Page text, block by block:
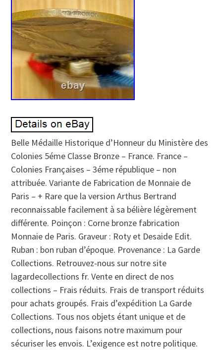
Belle Médaille Historique d’Honneur du Ministère des
Colonies 5éme Classe Bronze – France. France –
Colonies Françaises – 3éme république – non
attribuée. Variante de Fabrication de Monnaie de
Paris – + Rare que la version Arthus Bertrand
reconnaissable facilement à sa bélière légèrement
différente. Poinçon : Corne bronze fabrication
Monnaie de Paris. Graveur : Roty et Desaide Edit.
Ruban : bon ruban d’époque. Provenance : La Garde
Collections. Retrouvez-nous sur notre site
lagardecollections fr. Vente en direct de nos
collections – Frais réduits. Frais de transport réduits
pour achats groupés. Frais d’expédition La Garde
Collections. Tous nos objets étant unique et de
collections, nous faisons notre maximum pour
sécuriser les envois. L’exigence est notre politique.